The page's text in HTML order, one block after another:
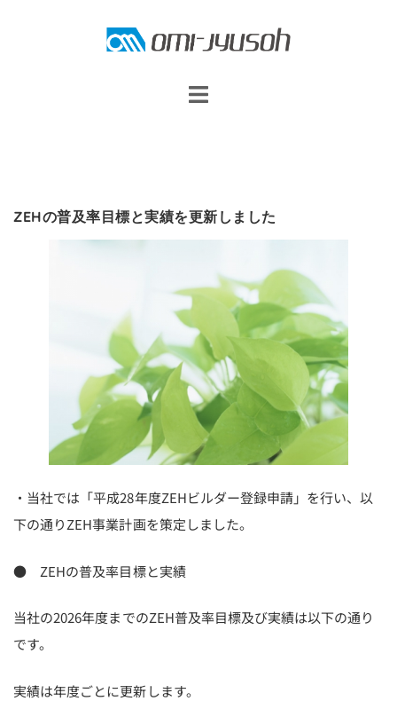
ZEHの普及率目標と実績を更新しました
・当社では「平成28年度ZEHビルダー登録申請」を行い、以
下の通りZEH事業計画を策定しました。
● ZEHの普及率目標と実績
当社の2026年度までのZEH普及率目標及び実績は以下の通り
です。
実績は年度ごとに更新します。